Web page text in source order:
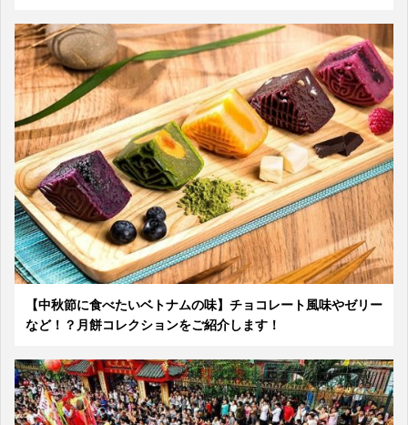
【中秋節に食べたいベトナムの味】チョコレート風味やゼリー
など！？月餅コレクションをご紹介します！